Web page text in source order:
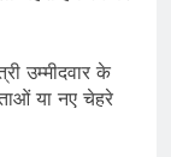
उम्मीदवार के
या नए चेहरे